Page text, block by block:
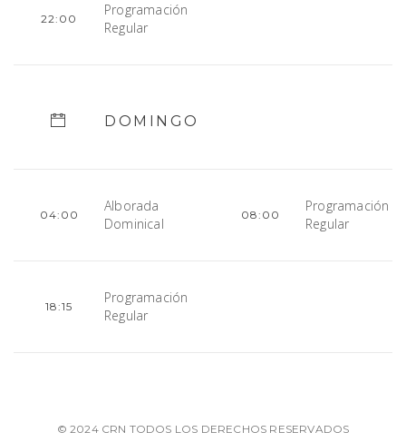
22:00
Programación
Regular
DOMINGO
04:00
Alborada
Dominical
08:00
Programación
Regular
18:15
Programación
Regular
© 2024 CRN TODOS LOS DERECHOS RESERVADOS